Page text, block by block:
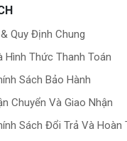
Quy Định Chung
Hình Thức Thanh Toán
Sách Bảo Hành
Chuyển Và Giao Nhận
Sách Đổi Trả Và Hoàn